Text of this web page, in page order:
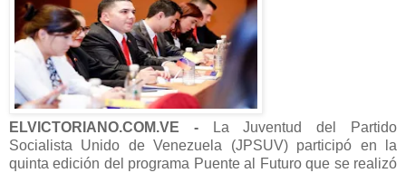
ELVICTORIANO.COM.VE -
La Juventud del Partido
Socialista Unido de Venezuela (JPSUV) participó en la
quinta edición del programa Puente al Futuro que se realizó